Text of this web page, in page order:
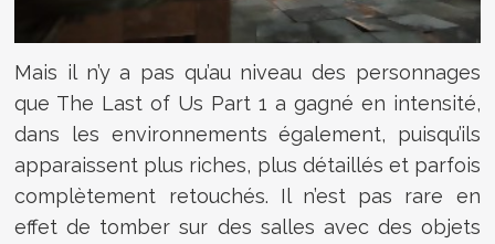
Mais il n’y a pas qu’au niveau des personnages
que The Last of Us Part 1 a gagné en intensité,
dans les environnements également, puisqu’ils
apparaissent plus riches, plus détaillés et parfois
complètement retouchés. Il n’est pas rare en
effet de tomber sur des salles avec des objets